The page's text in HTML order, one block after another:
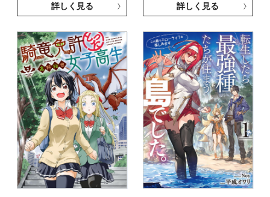
詳しく見る 詳しく見る